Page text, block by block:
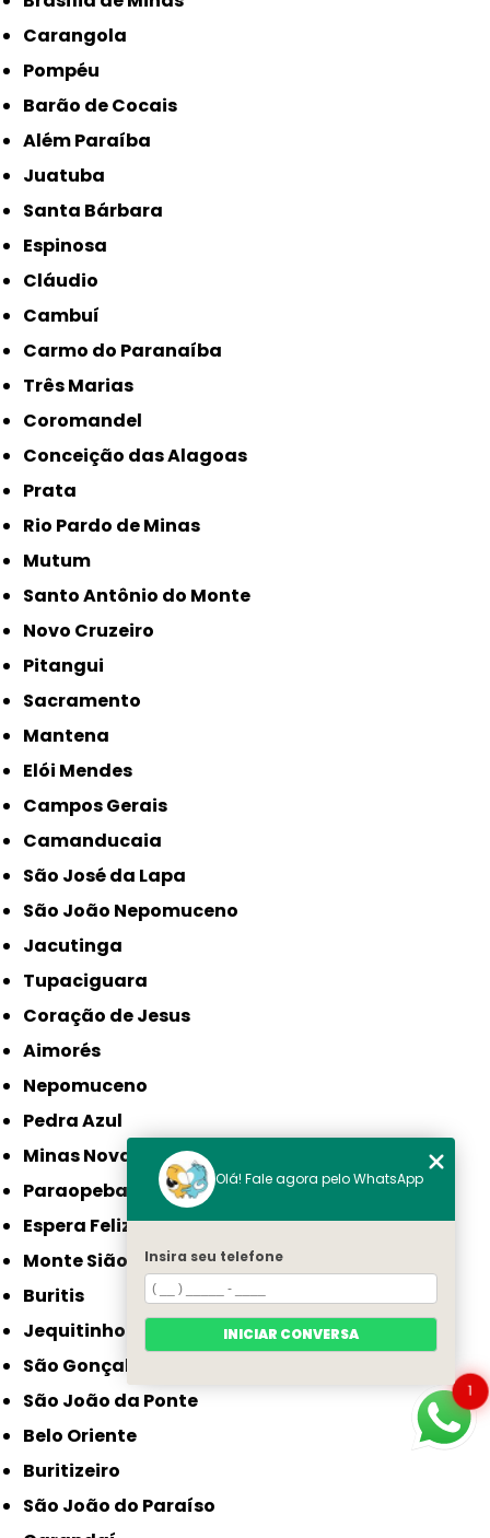
Carangola
Pompéu
Barão de Cocais
Além Paraíba
Juatuba
Santa Bárbara
Espinosa
Cláudio
Cambuí
Carmo do Paranaíba
Três Marias
Coromandel
Conceição das Alagoas
Prata
Rio Pardo de Minas
Mutum
Santo Antônio do Monte
Novo Cruzeiro
Pitangui
Sacramento
Mantena
Elói Mendes
Campos Gerais
Camanducaia
São José da Lapa
São João Nepomuceno
Jacutinga
Tupaciguara
Coração de Jesus
Aimorés
Nepomuceno
Pedra Azul
Minas Novas
Paraopeba
Espera Feliz
Monte Sião
Buritis
Jequitinhonha
São Gonçalo do Sapucaí
São João da Ponte
Belo Oriente
Buritizeiro
São João do Paraíso
1
Olá! Fale agora pelo WhatsApp
Insira seu telefone
INICIAR CONVERSA